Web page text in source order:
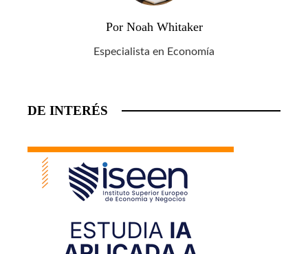
Por Noah Whitaker
Especialista en Economía
DE INTERÉS